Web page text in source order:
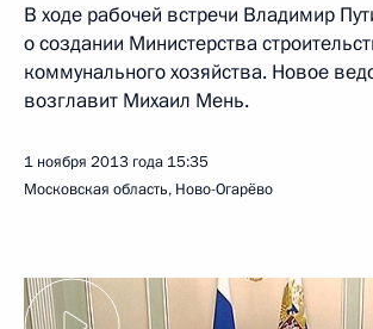
В ходе рабочей встречи Владимир
о создании Министерства
коммунального хозяйства. Новое
возглавит Михаил Мень.
1 ноября 2013 года 15:35
Московская область, Ново-Огарёво